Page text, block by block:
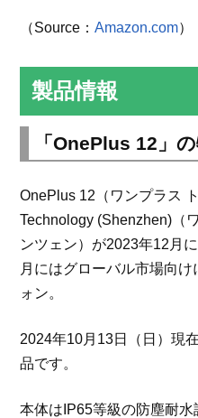
（Source：Amazon.com）
製品情報
「OnePlus 12」
OnePlus 12（ワンプラス
Technology (Shenzhen)（
ンツェン）が2023年12月
月にはグローバル市場向
ォン。
2024年10月13日（日）現
品です。
本体はIP65等級の防塵耐水